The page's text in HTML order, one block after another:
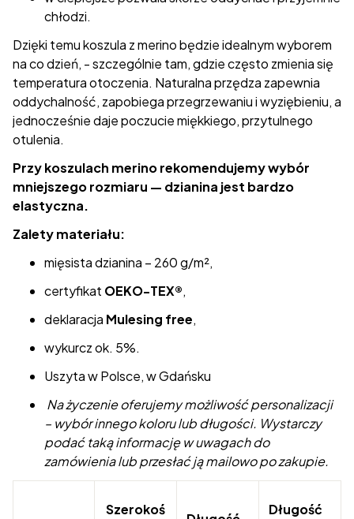
chłodzi.
Dzięki temu koszula z merino będzie idealnym wyborem
na co dzień, - szczególnie tam, gdzie często zmienia się
temperatura otoczenia. Naturalna przędza zapewnia
oddychalność, zapobiega przegrzewaniu i wyziębieniu, a
jednocześnie daje poczucie miękkiego, przytulnego
otulenia.
Przy koszulach merino rekomendujemy wybór
mniejszego rozmiaru — dzianina jest bardzo
elastyczna.
Zalety materiału:
mięsista dzianina – 260 g/m²,
certyfikat OEKO-TEX®,
deklaracja Mulesing free,
wykurcz ok. 5%.
Uszyta w Polsce, w Gdańsku
Na życzenie oferujemy możliwość personalizacji
– wybór innego koloru lub długości. Wystarczy
podać taką informację w uwagach do
zamówienia lub przesłać ją mailowo po zakupie.
Szerokoś Długość